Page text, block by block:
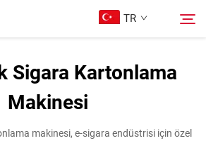
TR
Sigara Kartonlama
Makinesi
makinesi, e-sigara endüstrisi için özel